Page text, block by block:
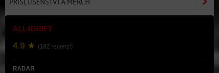
ALL4DRIFT
4.9 ★ (182 recenzí)
RADAR